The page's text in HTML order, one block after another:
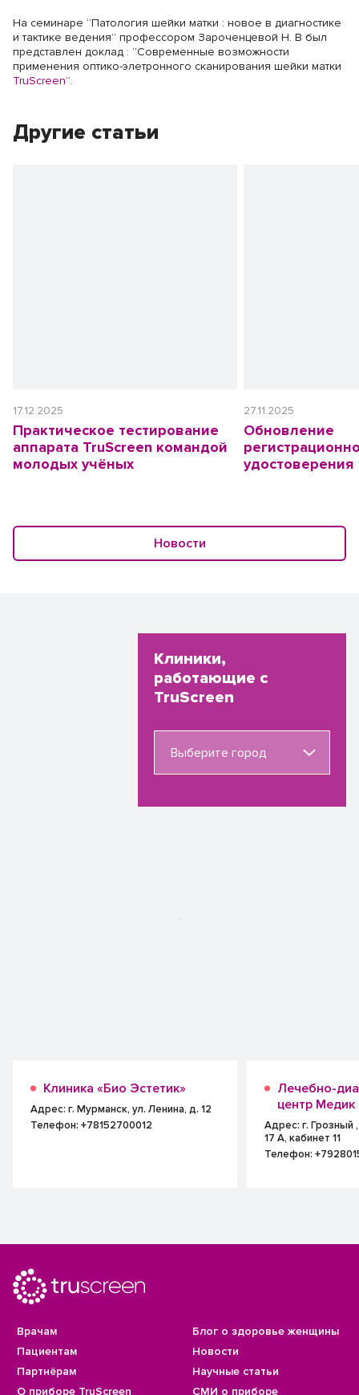
На семинаре “Патология шейки матки : новое в диагностике
и тактике ведения” профессором Зароченцевой Н. В был
представлен доклад : ”Современные возможности
применения оптико-элетронного сканирования шейки матки
TruScreen”.
Другие статьи
17.12.2025
Практическое тестирование
аппарата TruScreen командой
молодых учёных
27.11.2025
Обновление
удостоверения
Новости
Клиники,
работающие с
TruScreen
Выберите город
Клиника «Био Эстетик»
Адрес: г. Мурманск, ул. Ленина, д. 12
Телефон: +78152700012
Лечебно-
центр
Адрес: г. Грозный
17 А, кабинет 11
Телефон:
Врачам
Пациентам
Партнёрам
О приборе TruScreen
Блог о здоровье женщины
Новости
Научные статьи
СМИ о приборе